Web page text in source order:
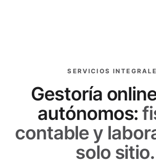
SERVICIOS
Gestoría
autónomos:
contable y
solo sitio.